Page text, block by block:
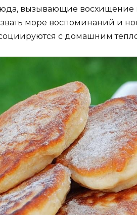
вызывающие восхищение
море воспоминаний и
с домашним